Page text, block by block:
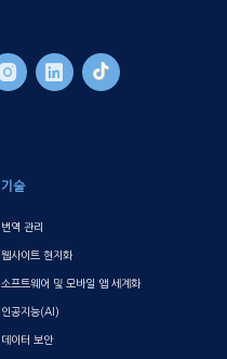
기술
번역 관리
웹사이트 현지화
소프트웨어 및 모바일 앱 세계화
인공지능(AI)
데이터 보안